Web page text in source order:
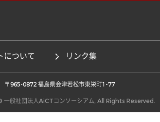
について リンク集
〒965-0872 福島県会津若松市東栄町1-77
般社団法人AiCTコンソーシアム, All Rights Reserved.